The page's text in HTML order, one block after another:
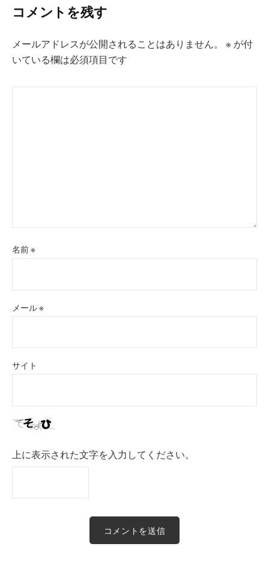
ー
シ
ョ
ン
コメントを残す
メールアドレスが公開されることはありません。 ※ が付
いている欄は必須項目です
名前※
メール※
サイト
上に表示された文字を入力してください。